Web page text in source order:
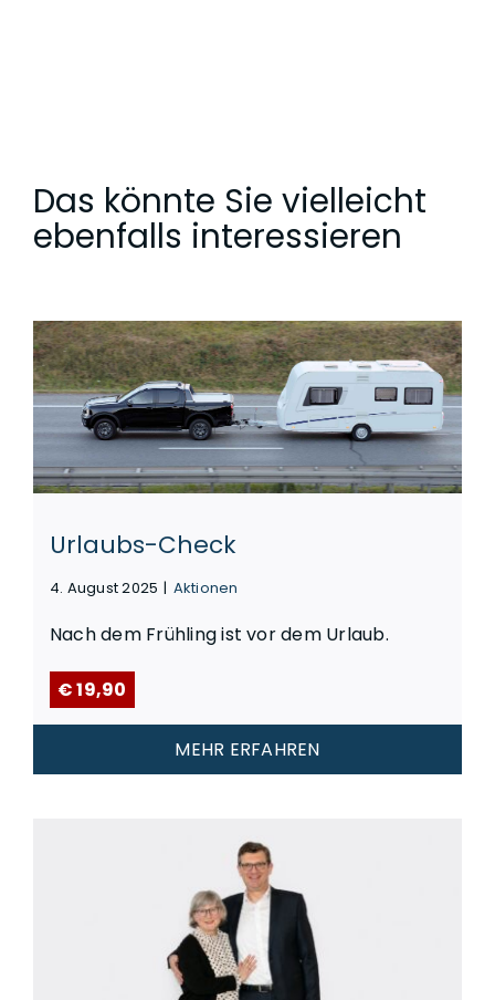
zu
bestätigen,
dass
ein
Mensch
bist.
Das könnte Sie vielleicht
ebenfalls interessieren
Urlaubs-Check
4. August 2025 | Aktionen
Nach dem Frühling ist vor dem Urlaub.
€ 19,90
MEHR ERFAHREN